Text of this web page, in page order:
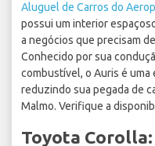
Aluguel de Carros do
possui um interior
a negócios que precisam
Conhecido por sua
combustível, o Auris é
reduzindo sua pegada de
Malmo. Verifique a
Toyota